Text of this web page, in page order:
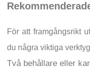
För att framgångsrikt
du några viktiga
Två behållare eller